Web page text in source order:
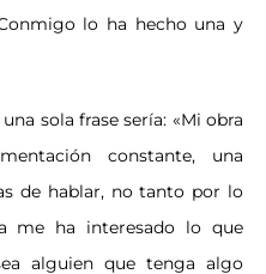
lo ha hecho una y
sola frase sería: «Mi obra
constante, una
de hablar, no tanto por lo
me ha interesado lo que
alguien que tenga algo